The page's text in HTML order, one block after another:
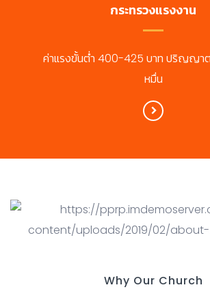
กระทรวงแรงงาน
ค่าแรงขั้นต่ำ 400-425 บาท ปริญญาต
หมื่น
Why Our Church